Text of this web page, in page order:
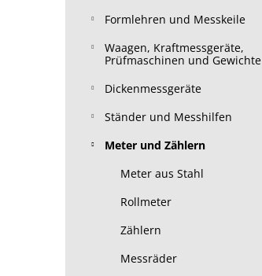
Formlehren und Messkeile
Waagen, Kraftmessgeräte,
Prüfmaschinen und Gewichte
Dickenmessgeräte
Ständer und Messhilfen
Meter und Zählern
Meter aus Stahl
Rollmeter
Zählern
Messräder